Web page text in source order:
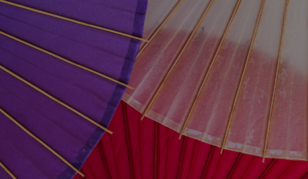
問い合わせる